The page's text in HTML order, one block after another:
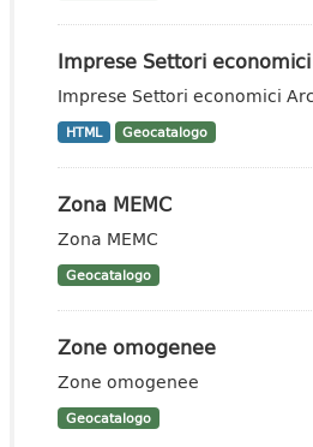
Imprese Settori
Imprese Settori economici
HTML Geocatalogo
Zona MEMC
Zona MEMC
Geocatalogo
Zone omogenee
Zone omogenee
Geocatalogo